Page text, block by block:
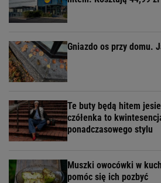
Gniazdo os przy domu.
Te buty będą hitem
czółenka to
ponadczasowego stylu
Muszki owocówki w
pomóc się ich pozbyć